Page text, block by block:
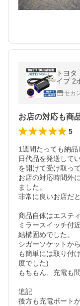
トヨ
イプ 2
電 セカ
お店の対応も商
5
1週間たっても納
日代品を発送して
を開けて受け取っ
お店の対応時間外
ました。
非常に良いお店だ
商品自体はエステ
ミラースイッチ付
結構固めでした。
シガーソケットか
も簡単には取り付
度でした)
もちもん、充電も
追記
後方も充電ポート